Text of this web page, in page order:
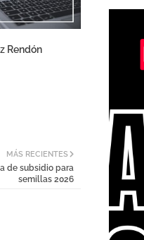
Rendón
MÁS RECIENTES
de subsidio para
semillas 2026